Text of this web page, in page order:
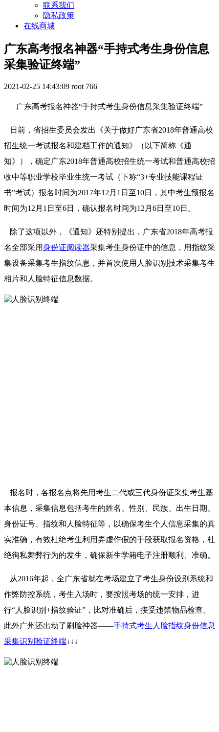
联系我们
隐私政策
在线商城
广东高考报名神器“手持式考生身份信息
采集验证终端”
2021-02-25 14:43:09 root 766
广东高考报名神器“手持式考生身份信息采集验证终端”
日前，省招生委员会发出《关于做好广东省2018年普通高校
招生统一考试报名和建档工作的通知》（以下简称《通
知》），确定广东2018年普通高校招生统一考试和普通高校招
收中等职业学校毕业生统一考试（下称“3+专业技能课程证
书”考试）报名时间为2017年12月1日至10日，其中考生预报名
时间为12月1日至6日，确认报名时间为12月6日至10日。
除了这项以外，《通知》还特别提出，广东省2018年高考报
名全部采用身份证阅读器采集考生身份证中的信息，用指纹采
集设备采集考生指纹信息，并首次使用人脸识别技术采集考生
相片和人脸特征信息数据。
报名时，各报名点将先用考生二代或三代身份证采集考生基
本信息，采集信息包括考生的姓名、性别、民族、出生日期、
身份证号、指纹和人脸特征等，以确保考生个人信息采集的真
实准确，有效杜绝考生利用弄虚作假的手段获取报名资格，杜
绝徇私舞弊行为的发生，确保新生学籍电子注册顺利、准确。
从2016年起，全广东省就在考场建立了考生身份设别系统和
作弊防控系统，考生入场时，要按照考场的统一安排，进
行“人脸识别+指纹验证”，比对准确后，接受违禁物品检查。
此外广州还出动了刷脸神器——手持式考生人脸指纹身份信息
采集识别验证终端↓↓↓